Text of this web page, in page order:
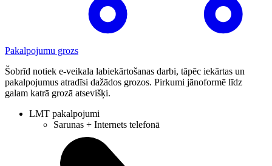
Pakalpojumu grozs
Šobrīd notiek e-veikala labiekārtošanas darbi, tāpēc iekārtas un
pakalpojumus atradīsi dažādos grozos. Pirkumi jānoformē līdz
galam katrā grozā atsevišķi.
LMT pakalpojumi
Sarunas + Internets telefonā